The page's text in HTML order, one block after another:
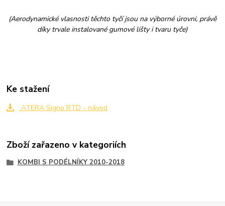
(Aerodynamické vlasnosti těchto tyčí jsou na výborné úrovni, právě
díky trvale instalované gumové lišty i tvaru tyče)
Ke stažení
ATERA Signo RTD - návod
Zboží zařazeno v kategoriích
KOMBI S PODÉLNÍKY 2010-2018